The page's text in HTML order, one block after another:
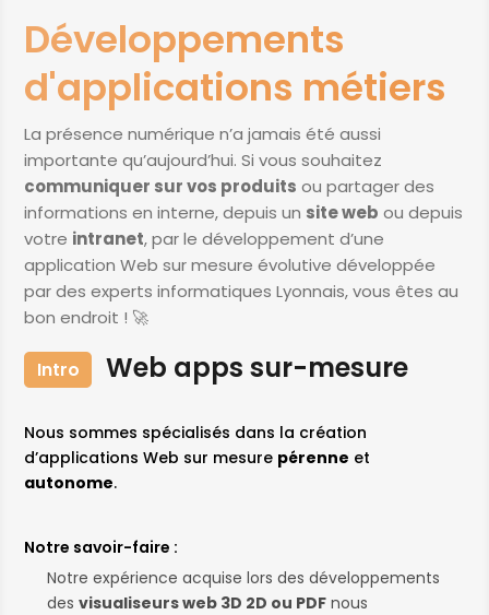
Développements
d'applications métiers
La présence numérique n’a jamais été aussi
importante qu’aujourd’hui. Si vous souhaitez
communiquer sur vos produits ou partager des
informations en interne, depuis un site web ou depuis
votre intranet, par le développement d’une
application Web sur mesure évolutive développée
par des experts informatiques Lyonnais, vous êtes au
bon endroit ! 🚀
Intro Web apps sur-mesure
Nous sommes spécialisés dans la création
d’applications Web sur mesure pérenne et
autonome.
Notre savoir-faire :
Notre expérience acquise lors des développements
desvisualiseurs web 3D 2D ou PDF nous